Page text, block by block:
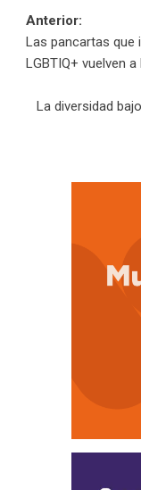
de
entradas
Anterior:
Las pancartas que
LGBTIQ+ vuelven
La diversidad